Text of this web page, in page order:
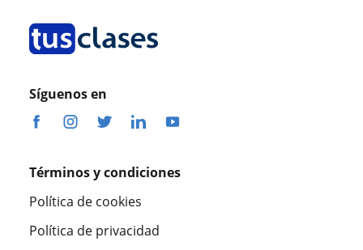
Síguenos en
Términos y condiciones
Política de cookies
Política de privacidad